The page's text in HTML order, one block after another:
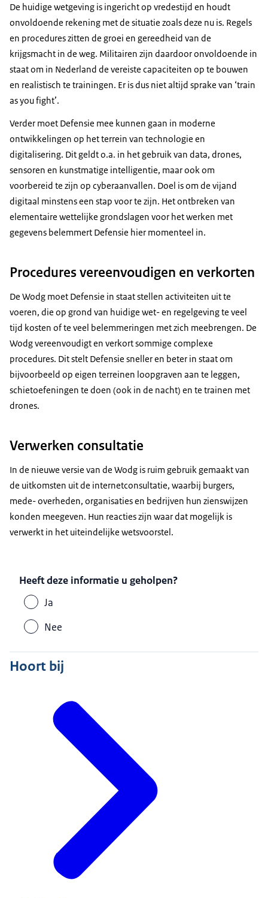
De huidige wetgeving is ingericht op vredestijd en houdt
onvoldoende rekening met de situatie zoals deze nu is. Regels
en procedures zitten de groei en gereedheid van de
krijgsmacht in de weg. Militairen zijn daardoor onvoldoende in
staat om in Nederland de vereiste capaciteiten op te bouwen
en realistisch te trainingen. Er is dus niet altijd sprake van ‘train
as you fight’.
Verder moet Defensie mee kunnen gaan in moderne
ontwikkelingen op het terrein van technologie en
digitalisering. Dit geldt o.a. in het gebruik van data, drones,
sensoren en kunstmatige intelligentie, maar ook om
voorbereid te zijn op cyberaanvallen. Doel is om de vijand
digitaal minstens een stap voor te zijn. Het ontbreken van
elementaire wettelijke grondslagen voor het werken met
gegevens belemmert Defensie hier momenteel in.
Procedures vereenvoudigen en verkorten
De Wodg moet Defensie in staat stellen activiteiten uit te
voeren, die op grond van huidige wet- en regelgeving te veel
tijd kosten of te veel belemmeringen met zich meebrengen. De
Wodg vereenvoudigt en verkort sommige complexe
procedures. Dit stelt Defensie sneller en beter in staat om
bijvoorbeeld op eigen terreinen loopgraven aan te leggen,
schietoefeningen te doen (ook in de nacht) en te trainen met
drones.
Verwerken consultatie
In de nieuwe versie van de Wodg is ruim gebruik gemaakt van
de uitkomsten uit de internetconsultatie, waarbij burgers,
mede- overheden, organisaties en bedrijven hun zienswijzen
konden meegeven. Hun reacties zijn waar dat mogelijk is
verwerkt in het uiteindelijke wetsvoorstel.
Heeft deze informatie u geholpen?
Ja
Nee
Hoort bij